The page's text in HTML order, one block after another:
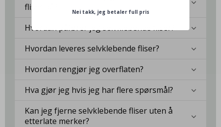
fliser på?
Hvordan påfører jeg selvklebende fliser?
Hvordan leveres selvklebende fliser?
Hvordan rengjør jeg overflaten?
Hva gjør jeg hvis jeg har flere spørsmål?
Kan jeg fjerne selvklebende fliser uten å
etterlate merker?
Nei takk, jeg betaler full pris